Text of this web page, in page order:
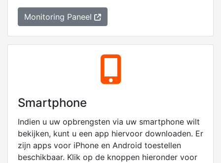
Monitoring Paneel
Smartphone
Indien u uw opbrengsten via uw smartphone wilt
bekijken, kunt u een app hiervoor downloaden. Er
zijn apps voor iPhone en Android toestellen
beschikbaar. Klik op de knoppen hieronder voor